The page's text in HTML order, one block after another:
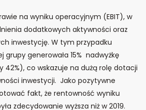
na wyniku operacyjnym (EBIT), w
dodatkowych aktywności oraz
inwestycję. W tym przypadku
grupy generowała 15% nadwyżkę
42%), co wskazuje na dużą rolę dotacji
inwestycji. Jako pozytywne
fakt, że rentowność wyniku
zdecydowanie wyższa niż w 2019.